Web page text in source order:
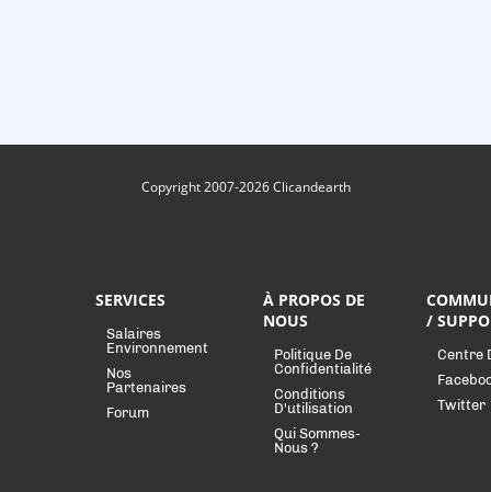
Copyright 2007-2026 Clicandearth
SERVICES
Salaires
Environnement
Nos
Partenaires
Forum
À PROPOS DE
NOUS
Politique De
Confidentialité
Conditions
D'utilisation
Qui Sommes-
Nous ?
/
Centre
Twitter